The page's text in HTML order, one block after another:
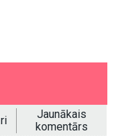
Jaunākais
komentārs